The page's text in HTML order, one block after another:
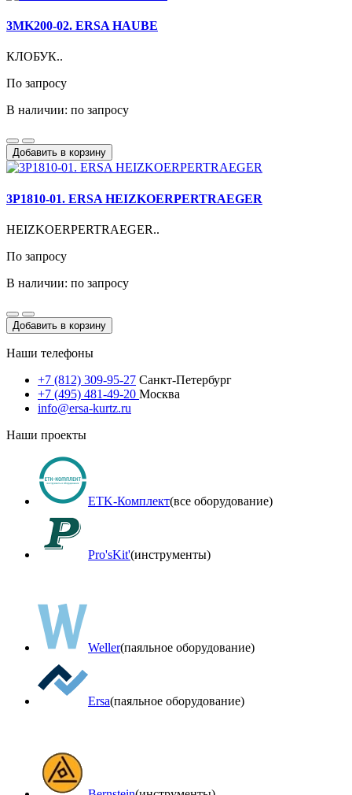
3MK200-02. ERSA HAUBE
КЛОБУК..
По запросу
В наличии: по запросу
Добавить в корзину
3P1810-01. ERSA HEIZKOERPERTRAEGER
HEIZKOERPERTRAEGER..
По запросу
В наличии: по запросу
Добавить в корзину
Наши телефоны
+7 (812) 309-95-27 Санкт-Петербург
+7 (495) 481-49-20 Москва
info@ersa-kurtz.ru
Наши проекты
ETK-Комплект(все оборудование)
Pro'sKit'(инструменты)
Weller(паяльное оборудование)
Ersa(паяльное оборудование)